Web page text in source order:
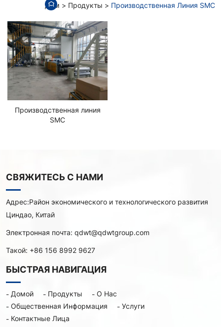
Дом Продукты Производственная Линия SMC
Производственная линия
SMC
СВЯЖИТЕСЬ С НАМИ
Адрес:Район экономического и технологического развития
Циндао, Китай
Электронная почта: qdwt@qdwtgroup.com
Такой: +86 156 8992 9627
БЫСТРАЯ НАВИГАЦИЯ
Домой Продукты
О Нас
Общественная Информация
Услуги
Контактные Лица